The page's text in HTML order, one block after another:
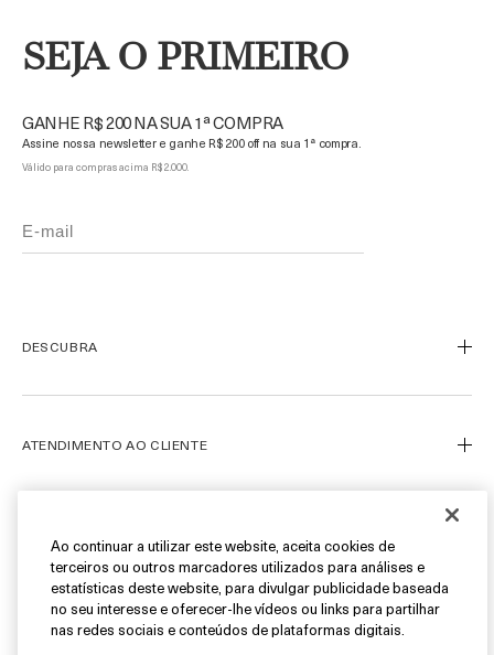
SEJA O PRIMEIRO
GANHE R$ 200 NA SUA 1ª COMPRA
Assine nossa newsletter e ganhe R$ 200 off na sua 1ª compra.
Válido para compras acima R$ 2.000.
DESCUBRA
Nossa Arte
Ofertas
ATENDIMENTO AO CLIENTE
Fale Conosco
Personal Shopper
Cancelamentos & Devoluções
Encontre uma Boutique/SPA
SIGA-NOS
Instagram
Facebook
Ao continuar a utilizar este website, aceita cookies de
terceiros ou outros marcadores utilizados para análises e
estatísticas deste website, para divulgar publicidade baseada
no seu interesse e oferecer-lhe vídeos ou links para partilhar
nas redes sociais e conteúdos de plataformas digitais.